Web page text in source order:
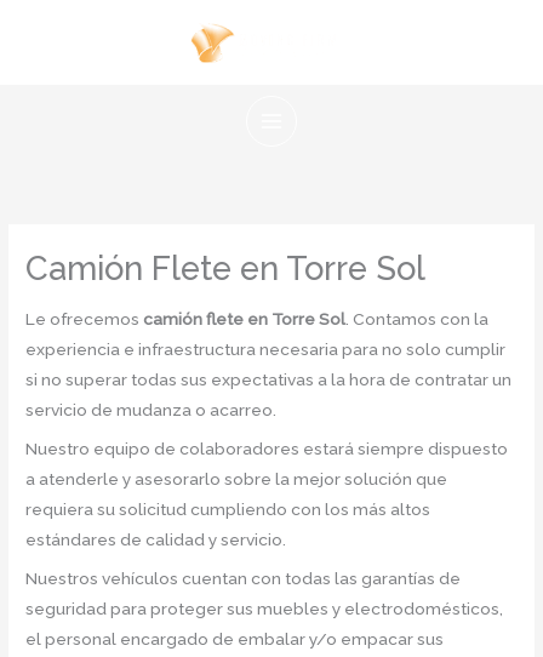
Camión Flete en Torre Sol
Le ofrecemos camión flete en Torre Sol . Contamos con la
experiencia e infraestructura necesaria para no solo cumplir
si no superar todas sus expectativas a la hora de contratar un
servicio de mudanza o acarreo.
Nuestro equipo de colaboradores estará siempre dispuesto
a atenderle y asesorarlo sobre la mejor solución que
requiera su solicitud cumpliendo con los más altos
estándares de calidad y servicio.
Nuestros vehículos cuentan con todas las garantías de
seguridad para proteger sus muebles y electrodomésticos,
el personal encargado de embalar y/o empacar sus